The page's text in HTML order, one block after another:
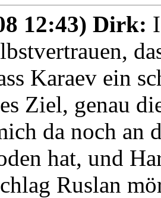
12:43) Dirk:
Karaev ein
Ziel, genau
da noch an
hat, und
Ruslan